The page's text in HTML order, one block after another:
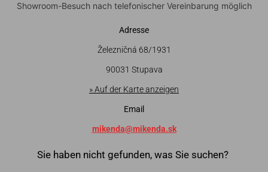
Showroom-Besuch nach telefonischer Vereinbarung möglich
Adresse
Železničná 68/1931
90031 Stupava
» Auf der Karte anzeigen
Email
mikenda@mikenda.sk
Sie haben nicht gefunden, was Sie suchen?